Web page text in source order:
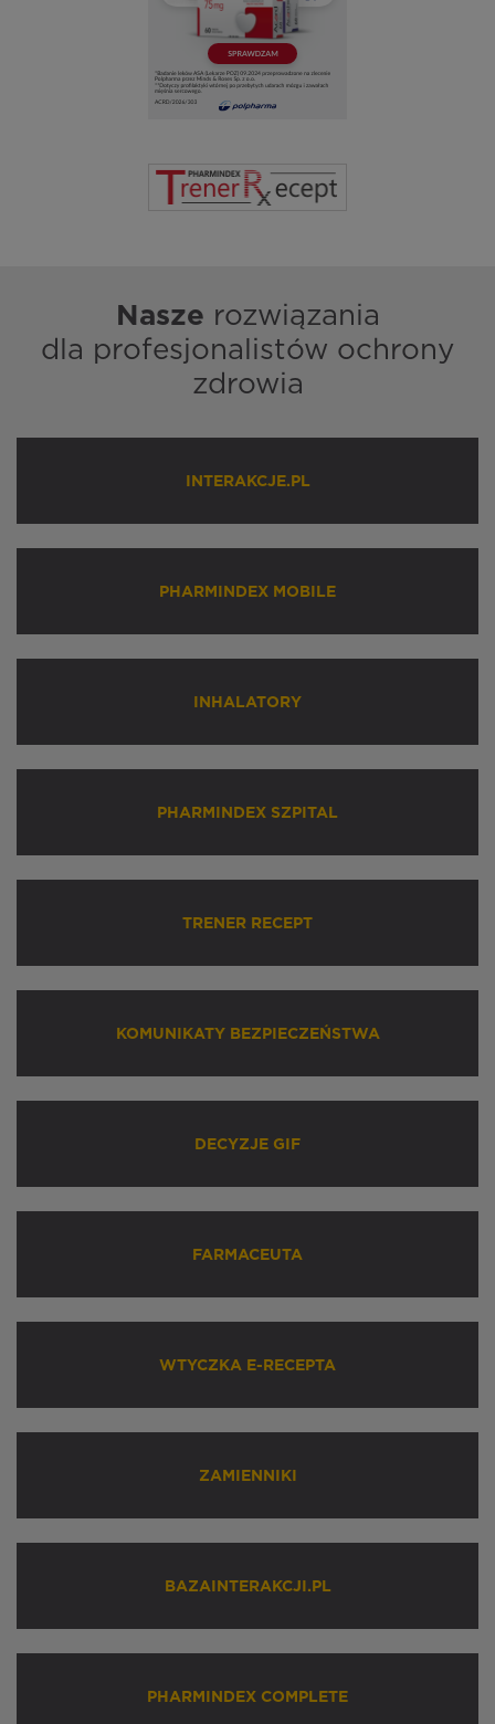
Nasze rozwiązania
dla profesjonalistów ochrony
zdrowia
INTERAKCJE.PL
PHARMINDEX MOBILE
INHALATORY
PHARMINDEX SZPITAL
TRENER RECEPT
KOMUNIKATY BEZPIECZEŃSTWA
DECYZJE GIF
FARMACEUTA
WTYCZKA E-RECEPTA
ZAMIENNIKI
BAZAINTERAKCJI.PL
PHARMINDEX COMPLETE